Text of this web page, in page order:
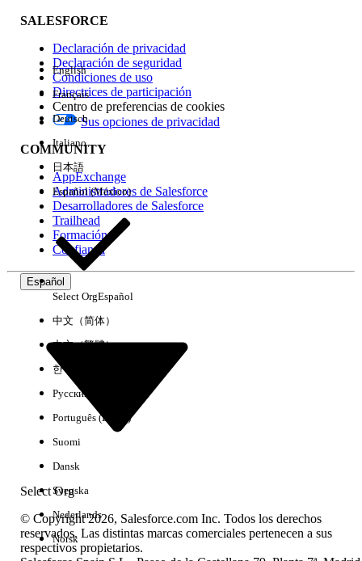
Repercusión de función
Edición
Experiencia
No hay resultados
SALESFORCE
Declaración de privacidad
Declaración de seguridad
Condiciones de uso
Directrices de participación
Centro de preferencias de cookies
Sus opciones de privacidad
COMMUNITY
AppExchange
Administradores de Salesforce
Desarrolladores de Salesforce
Trailhead
Formación
Confianza
Español
Select Org
English
Français
Deutsch
Italiano
日本語
Español (México)
Select OrgEspañol
中文（简体）
中文（繁體）
한국어
Русский
Português (Brasil)
Suomi
Dansk
Svenska
Nederlands
Norsk
© Copyright 2026, Salesforce.com Inc. Todos los derechos
reservados. Las distintas marcas comerciales pertenecen a sus
respectivos propietarios.